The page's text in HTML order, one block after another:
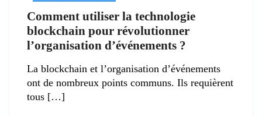
Comment utiliser la technologie
blockchain pour révolutionner
l’organisation d’événements ?
La blockchain et l’organisation d’événements
ont de nombreux points communs. Ils requièrent
tous